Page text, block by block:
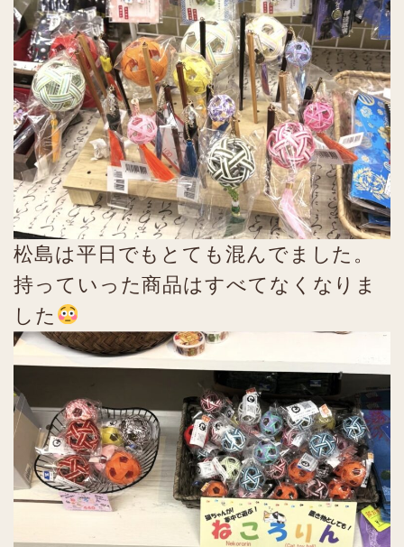
松島は平日でもとても混んでました。
持っていった商品はすべてなくなりま
した